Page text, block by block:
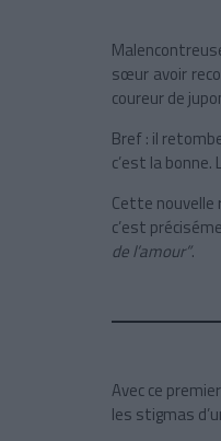
sœur avoir
coureur de
Bref : il
c’est la
Cette
c’est
de l’amour”.
Avec ce premier
les stigmas